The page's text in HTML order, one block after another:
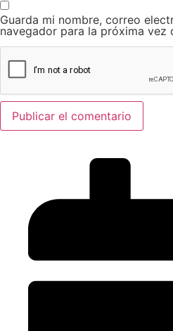
Guarda mi nombre, correo
navegador para la próxima vez